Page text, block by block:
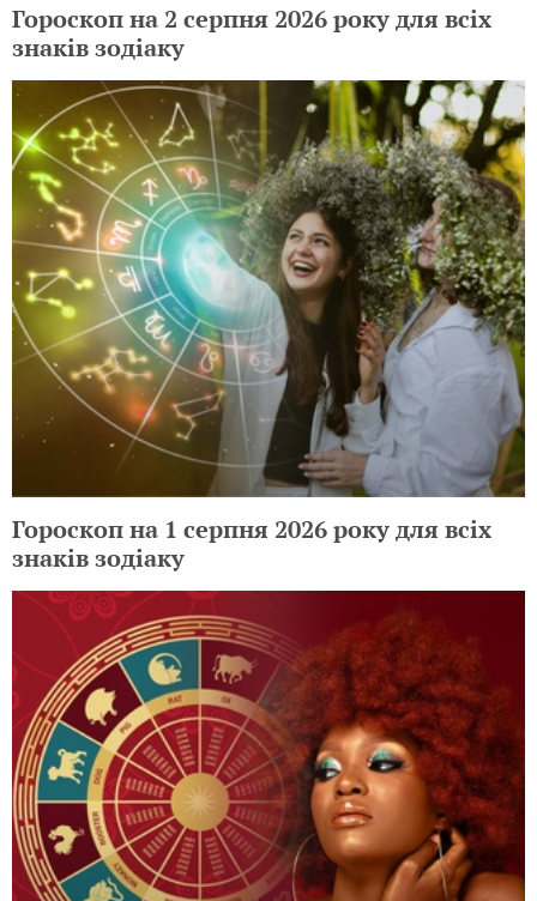
Гороскоп на 2 серпня 2026 року для всіх
знаків зодіаку
Гороскоп на 1 серпня 2026 року для всіх
знаків зодіаку